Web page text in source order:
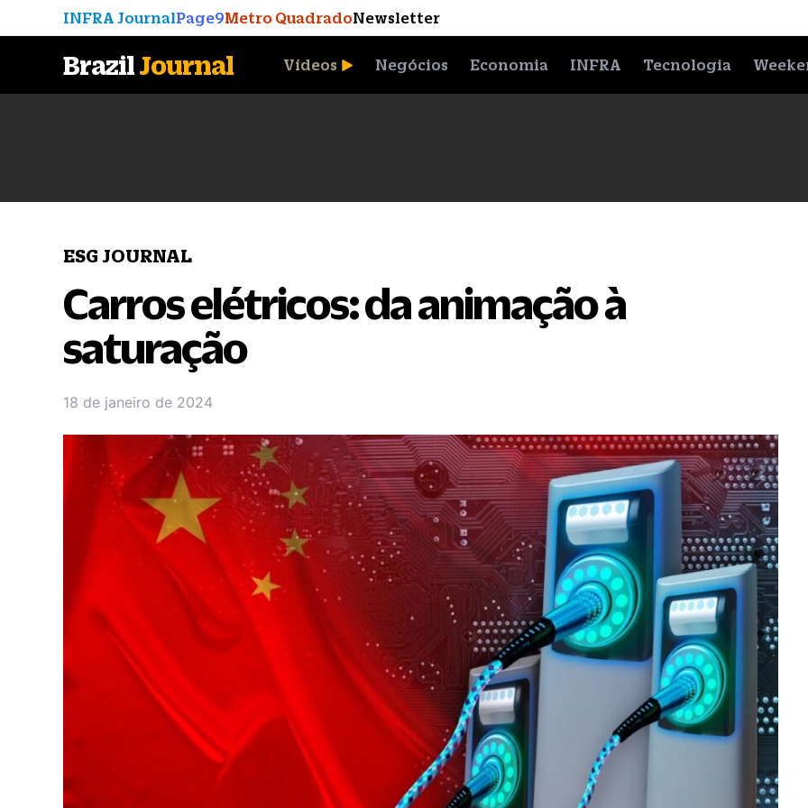
INFRA JournalPage9Metro QuadradoNewsletter
BrazilJournal Vídeos Negócios Economia INFRA Tecnologia
ESG JOURNAL
Carros elétricos: da animação à
saturação
18 de janeiro de 2024